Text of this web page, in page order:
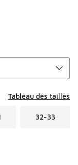
Tableau des tailles
32-33